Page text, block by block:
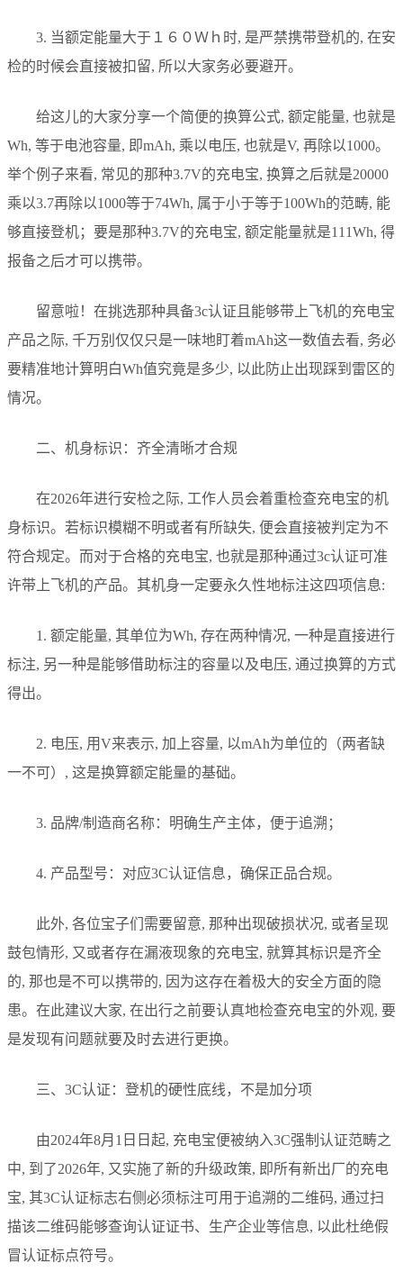
3. 当额定能量大于１６０Ｗｈ时, 是严禁携带登机的, 在安
检的时候会直接被扣留, 所以大家务必要避开。
给这儿的大家分享一个简便的换算公式, 额定能量, 也就是
Wh, 等于电池容量, 即mAh, 乘以电压, 也就是V, 再除以1000。
举个例子来看, 常见的那种3.7V的充电宝, 换算之后就是20000
乘以3.7再除以1000等于74Wh, 属于小于等于100Wh的范畴, 能
够直接登机；要是那种3.7V的充电宝, 额定能量就是111Wh, 得
报备之后才可以携带。
留意啦！在挑选那种具备3c认证且能够带上飞机的充电宝
产品之际, 千万别仅仅只是一味地盯着mAh这一数值去看, 务必
要精准地计算明白Wh值究竟是多少, 以此防止出现踩到雷区的
情况。
二、机身标识：齐全清晰才合规
在2026年进行安检之际, 工作人员会着重检查充电宝的机
身标识。若标识模糊不明或者有所缺失, 便会直接被判定为不
符合规定。而对于合格的充电宝, 也就是那种通过3c认证可准
许带上飞机的产品。其机身一定要永久性地标注这四项信息:
1. 额定能量, 其单位为Wh, 存在两种情况, 一种是直接进行
标注, 另一种是能够借助标注的容量以及电压, 通过换算的方式
得出。
2. 电压, 用V来表示, 加上容量, 以mAh为单位的（两者缺
一不可）, 这是换算额定能量的基础。
3. 品牌/制造商名称：明确生产主体，便于追溯；
4. 产品型号：对应3C认证信息，确保正品合规。
此外, 各位宝子们需要留意, 那种出现破损状况, 或者呈现
鼓包情形, 又或者存在漏液现象的充电宝, 就算其标识是齐全
的, 那也是不可以携带的, 因为这存在着极大的安全方面的隐
患。在此建议大家, 在出行之前要认真地检查充电宝的外观, 要
是发现有问题就要及时去进行更换。
三、3C认证：登机的硬性底线，不是加分项
由2024年8月1日日起, 充电宝便被纳入3C强制认证范畴之
中, 到了2026年, 又实施了新的升级政策, 即所有新出厂的充电
宝, 其3C认证标志右侧必须标注可用于追溯的二维码, 通过扫
描该二维码能够查询认证证书、生产企业等信息, 以此杜绝假
冒认证标点符号。